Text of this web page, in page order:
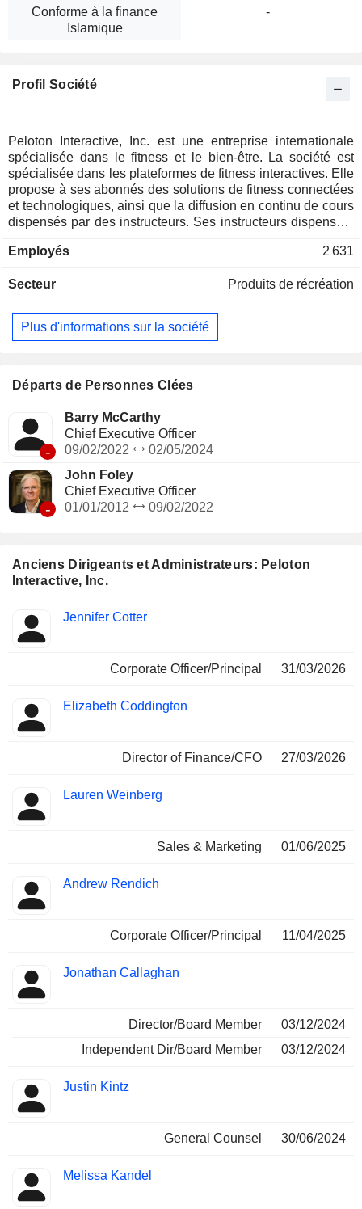
Anciens Dirigeants et Administrateurs: Peloton
Interactive, Inc.
Insider
Fonctions
Jennifer Cotter
Corporate Officer/Principal 31/03/2026
Elizabeth Coddington
Director of Finance/CFO 27/03/2026
Lauren Weinberg
Sales & Marketing 01/06/2025
Andrew Rendich
Corporate Officer/Principal 11/04/2025
Jonathan Callaghan
Director/Board Member
03/12/2024
Independent Dir/Board Member
03/12/2024
Justin Kintz
General Counsel 30/06/2024
Melissa Kandel
Conforme à la finance
Islamique
-
Profil Société
Peloton Interactive, Inc. est une entreprise internationale
spécialisée dans le fitness et le bien-être. La société est
spécialisée dans les plateformes de fitness interactives. Elle
propose à ses abonnés des solutions de fitness connectées
et technologiques, ainsi que la diffusion en continu de cours
dispensés par des instructeurs. Ses instructeurs dispensent
être, notamment le cyclisme en salle, la course à pied et la
musculation, les étirements et la méditation. Les segments
et les abonnements. Le segment des produits de fitness
connectés comprend la vente du portefeuille de produits de
services de livraison et d'installation, les produits de location
garantie, les vêtements de marque et les contrats de
services commerciaux. Le segment des abonnements
comprend les abonnements payants aux services de fitness
connectés et les abonnements payants à l'application
Peloton.
Employés 2 631
Secteur Produits de récréation
Plus d'informations sur la société
Départs de Personnes Clées
-
Barry McCarthy
Chief Executive Officer
09/02/2022
02/05/2024
-
John Foley
Chief Executive Officer
01/01/2012
09/02/2022